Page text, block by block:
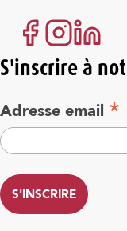
S'inscrire à
Adresse email *